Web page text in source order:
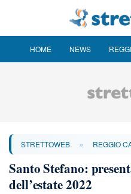
HOME NEWS
STRETTOWEB » REGGIO
Santo Stefano:
dell’estate 2022